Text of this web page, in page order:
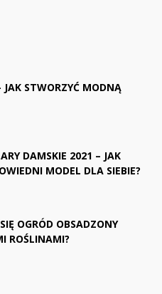
JAK STWORZYĆ MODNĄ
DAMSKIE 2021 – JAK
MODEL DLA SIEBIE?
OGRÓD OBSADZONY
ROŚLINAMI?